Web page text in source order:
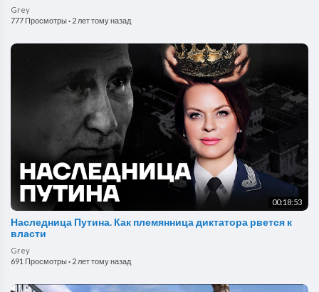
Grey
777 Просмотры· 2 лет тому назад
00:18:53
Наследница Путина. Как племянница диктатора рвется к
власти
Grey
691 Просмотры· 2 лет тому назад